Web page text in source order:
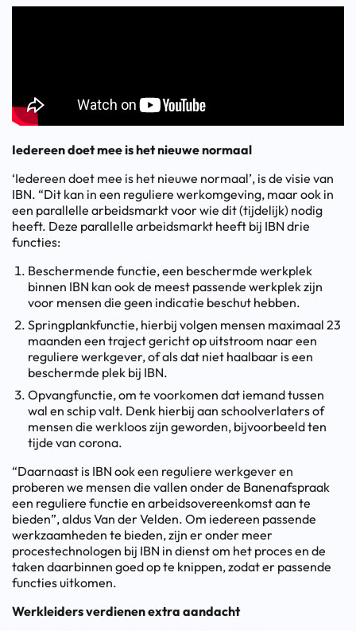
Iedereen doet mee is het nieuwe normaal
‘Iedereen doet mee is het nieuwe normaal’, is de visie van
IBN. “Dit kan in een reguliere werkomgeving, maar ook in
een parallelle arbeidsmarkt voor wie dit (tijdelijk) nodig
heeft. Deze parallelle arbeidsmarkt heeft bij IBN drie
functies:
Beschermende functie, een beschermde werkplek
binnen IBN kan ook de meest passende werkplek zijn
voor mensen die geen indicatie beschut hebben.
Springplankfunctie, hierbij volgen mensen maximaal 23
maanden een traject gericht op uitstroom naar een
reguliere werkgever, of als dat niet haalbaar is een
beschermde plek bij IBN.
Opvangfunctie, om te voorkomen dat iemand tussen
wal en schip valt. Denk hierbij aan schoolverlaters of
mensen die werkloos zijn geworden, bijvoorbeeld ten
tijde van corona.
“Daarnaast is IBN ook een reguliere werkgever en
proberen we mensen die vallen onder de Banenafspraak
een reguliere functie en arbeidsovereenkomst aan te
bieden”, aldus Van der Velden. Om iedereen passende
werkzaamheden te bieden, zijn er onder meer
procestechnologen bij IBN in dienst om het proces en de
taken daarbinnen goed op te knippen, zodat er passende
functies uitkomen.
Werkleiders verdienen extra aandacht